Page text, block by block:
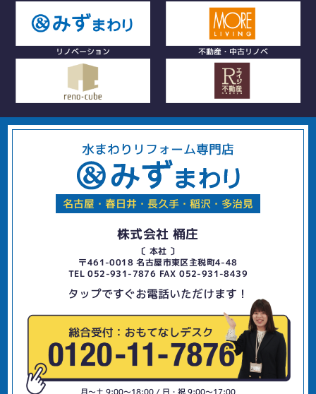
リノベーション 不動産・中古リノベ
水まわりリフォーム専門店
名古屋・春日井・長久手・稲沢・多治見
株式会社 桶庄
〔 本社 〕
〒461-0018 名古屋市東区主税町4-48
TEL 052-931-7876 FAX 052-931-8439
タップですぐお電話いただけます！
月〜土 9:00〜18:00 / 日・祝 9:00〜17:00